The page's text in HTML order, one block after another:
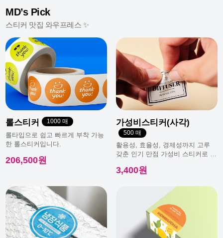
MD’s Pick
스티커 맛집 와우프레스 ✨
롤스티커 1000 매
롤타입으로 쉽고 빠르게 부착 가능
한 롤스티커입니다.
206,500원
가성비스티커(사각)
500 매
활용성, 효율성, 경제성까지 고루
갖춘 인기 만점 가성비 스티커로 일
3,400원